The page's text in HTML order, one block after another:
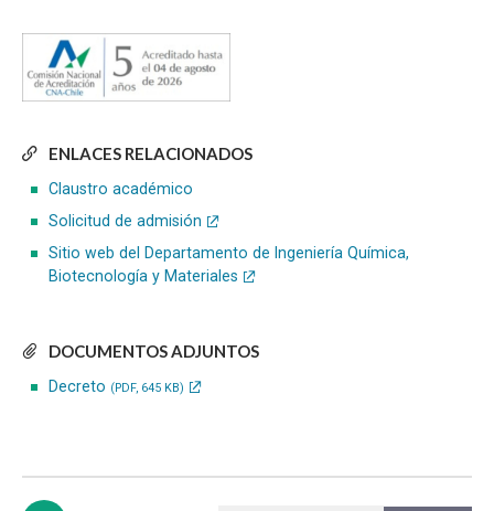
ENLACES RELACIONADOS
Claustro académico
Solicitud de admisión
Sitio web del Departamento de Ingeniería Química,
Biotecnología y Materiales
DOCUMENTOS ADJUNTOS
Decreto (PDF, 645 KB)